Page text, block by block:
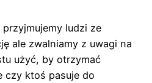
ludzi ze
ale zwalniamy z uwagi na
użyć, by otrzymać
czy ktoś pasuje do